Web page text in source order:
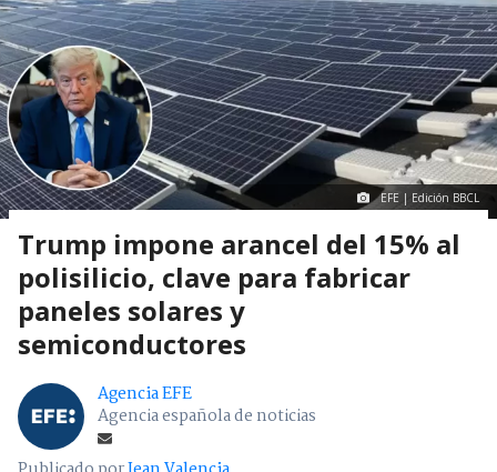
EFE | Edición BBCL
Trump impone arancel del 15% al
polisilicio, clave para fabricar
paneles solares y
semiconductores
Agencia EFE
Agencia española de noticias